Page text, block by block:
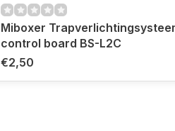
Miboxer
control board BS-L2C
€2,50